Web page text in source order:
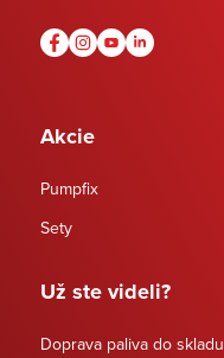
Akcie
Pumpfix
Sety
Už ste videli?
Doprava paliva do skladu